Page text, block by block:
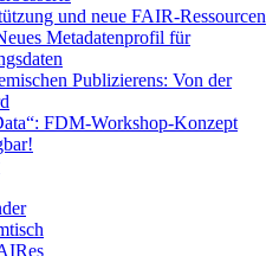
und neue FAIR-Ressourcen
Metadatenprofil für
Publizierens: Von der
FDM-Workshop-Konzept